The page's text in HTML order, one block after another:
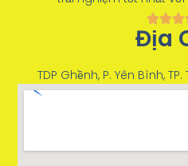
Địa
TDP Ghềnh, P. Yên Bình,